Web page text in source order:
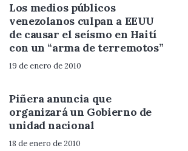
Los medios públicos
venezolanos culpan a EEUU
de causar el seísmo en Haití
con un “arma de terremotos”
19 de enero de 2010
Piñera anuncia que
organizará un Gobierno de
unidad nacional
18 de enero de 2010